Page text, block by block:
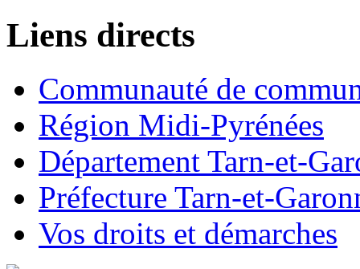
Liens directs
Communauté de
Région Midi-Pyrénées
Département Tarn-et-
Préfecture Tarn-et-
Vos droits et démarches